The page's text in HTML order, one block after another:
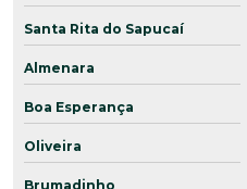
Santa Rita do Sapucaí
Almenara
Boa Esperança
Oliveira
Brumadinho